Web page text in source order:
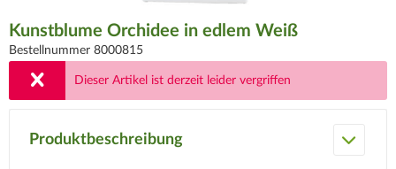
Kunstblume Orchidee in edlem Weiß
Bestellnummer 8000815
Dieser Artikel ist derzeit leider vergriffen
Produktbeschreibung